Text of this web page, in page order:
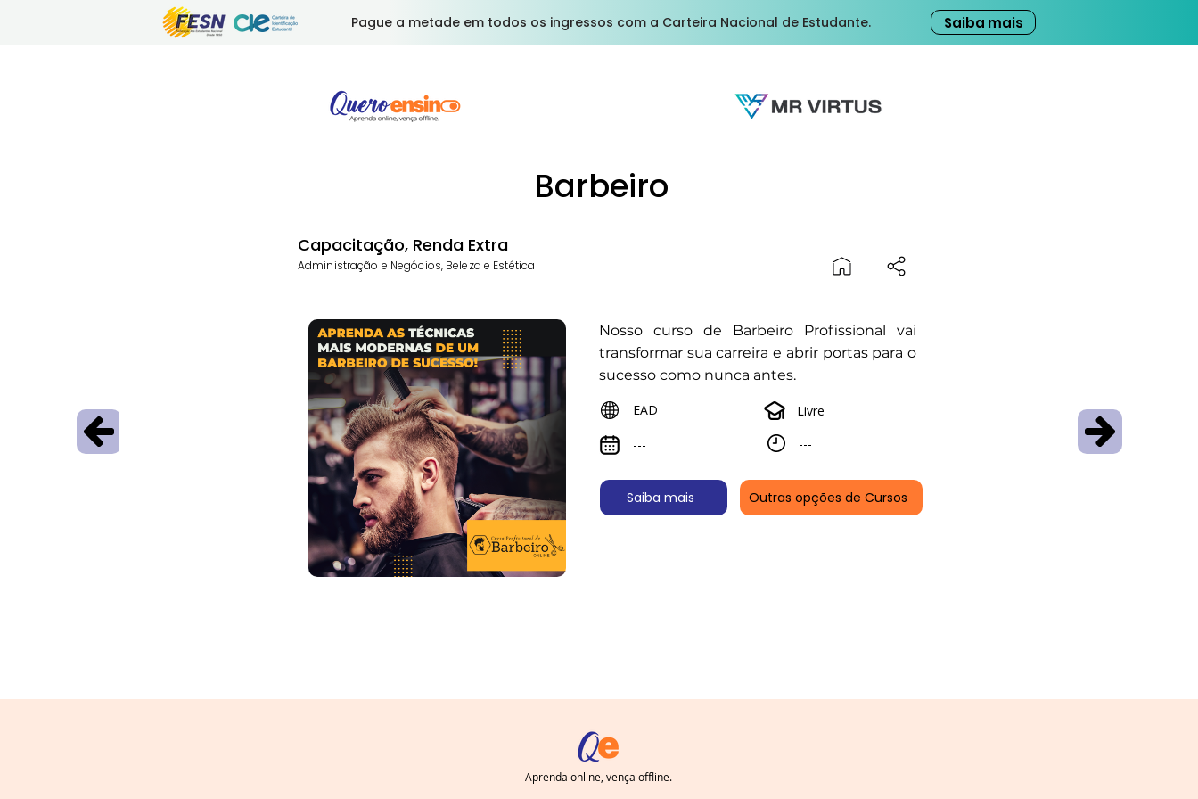
Pague a metade em todos os ingressos com a Carteira Nacional de Estudante. Saiba mais
Barbeiro
Capacitação, Renda Extra
Administração e Negócios, Beleza e Estética
Nosso curso de Barbeiro Profissional vai
transformar sua carreira e abrir portas para o
sucesso como nunca antes.
EAD
Livre
---
---
Saiba mais Outras opções de Cursos
Aprenda online, vença offline.